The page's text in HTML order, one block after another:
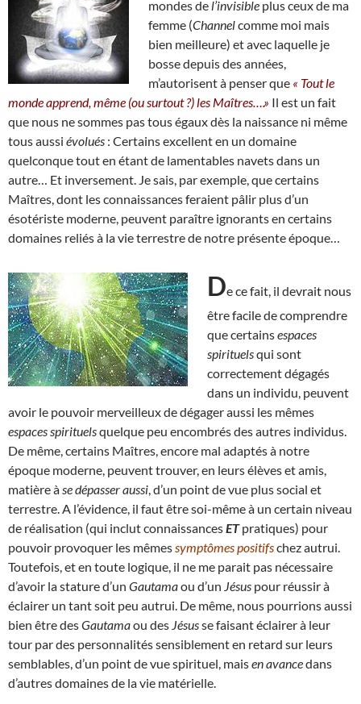
mondes de l’invisible plus ceux de ma
femme (Channelcomme moi mais
bien meilleure) et avec laquelle je
bosse depuis des années,
m’autorisent à penser que « Tout le
monde apprend, même (ou surtout ?) les Maîtres….» Il est un fait
que nous ne sommes pas tous égaux dès la naissance ni même
tous aussi évolués : Certains excellent en un domaine
quelconque tout en étant de lamentables navets dans un
autre… Et inversement. Je sais, par exemple, que certains
Maîtres, dont les connaissances feraient pâlir plus d’un
ésotériste moderne, peuvent paraître ignorants en certains
domaines reliés à la vie terrestre de notre présente époque…
De ce fait, il devrait nous
être facile de comprendre
que certainsespaces
spirituelsqui sont
correctement dégagés
dans un individu, peuvent
avoir le pouvoir merveilleux de dégager aussi les mêmes
espaces spirituelsquelque peu encombrés des autres individus.
De même, certains Maîtres, encore mal adaptés à notre
époque moderne, peuvent trouver, en leurs élèves et amis,
matière à se dépasser aussi , d’un point de vue plus social et
terrestre. A l’évidence, il faut être soi-même à un certain niveau
de réalisation (qui inclut connaissancesETpratiques) pour
pouvoir provoquer les mêmes symptômes positifschez autrui.
Toutefois, et en toute logique, il ne me parait pas nécessaire
d’avoir la stature d’un Gautamaou d’un Jésus pour réussir à
éclairer un tant soit peu autrui. De même, nous pourrions aussi
bien être desGautamaou des Jésusse faisant éclairer à leur
tour par des personnalités sensiblement en retard sur leurs
semblables, d’un point de vue spirituel, maisen avancedans
d’autres domaines de la vie matérielle.